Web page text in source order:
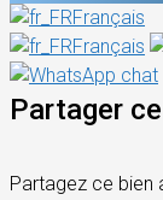
Français
Français
Partager
Partagez ce bien